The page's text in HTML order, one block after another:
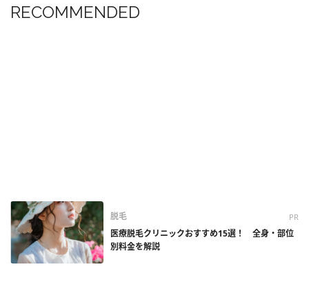
RECOMMENDED
脱毛 PR
医療脱毛クリニックおすすめ15選！ 全身・部位
別料金を解説